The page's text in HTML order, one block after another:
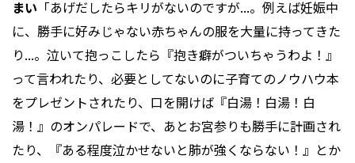
まい 「あげだしたらキリがないのですが...。例えば妊娠中
に、勝手に好みじゃない赤ちゃんの服を大量に持ってきた
り...。泣いて抱っこしたら『抱き癖がついちゃうわよ！』
って言われたり、必要としてないのに子育てのノウハウ本
をプレゼントされたり、口を開けば『白湯！白湯！白
湯！』のオンパレードで、あとお宮参りも勝手に計画され
たり、『ある程度泣かせないと肺が強くならない！』とか